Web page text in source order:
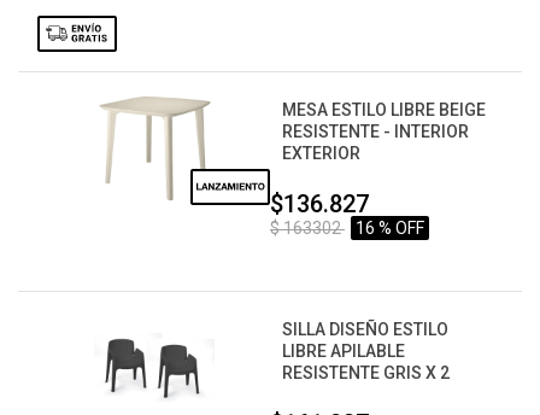
MESA ESTILO LIBRE BEIGE
RESISTENTE - INTERIOR
EXTERIOR
$136.827
$ 163302 16 % OFF
SILLA DISEÑO ESTILO
LIBRE APILABLE
RESISTENTE GRIS X 2